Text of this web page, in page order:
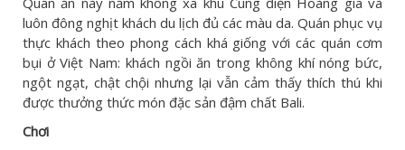
luôn đông nghịt khách du lịch đủ các màu da. Quán phục vụ
thực khách theo phong cách khá giống với các quán cơm
bụi ở Việt Nam: khách ngồi ăn trong không khí nóng bức,
ngột ngạt, chật chội nhưng lại vẫn cảm thấy thích thú khi
được thưởng thức món đặc sản đậm chất Bali.
Chơi